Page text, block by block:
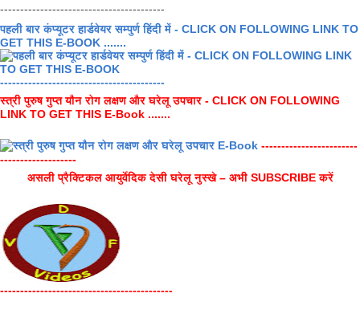
-----------------------------------------
पहली बार कंप्यूटर हार्डवेयर सम्पुर्ण हिंदी में - CLICK ON FOLLOWING LINK TO
GET THIS E-BOOK .......
-----------------------------------------
स्त्री पुरुष गुप्त यौन रोग लक्षण और घरेलू उपचार - CLICK ON FOLLOWING
LINK TO GET THIS E-Book .......
------------------------
-------------------
असली प्रैक्टिकल आयुर्वेदिक देसी घरेलू नुस्खे – अभी SUBSCRIBE करें
-------------------------------------------